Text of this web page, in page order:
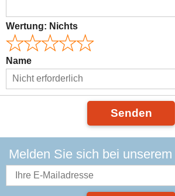
Wertung: Nichts
Name
Senden
Melden Sie sich bei